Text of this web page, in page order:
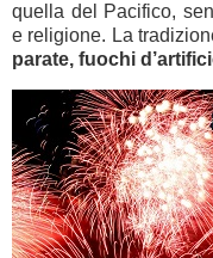
quella del Pacifico,
e religione. La
parate, fuochi